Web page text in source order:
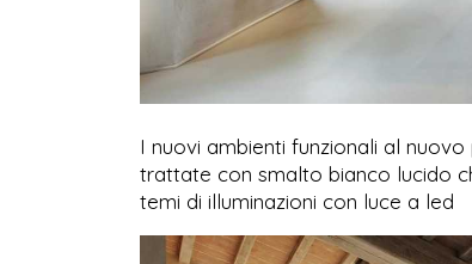
I nuovi ambienti funzionali al
trattate con smalto bianco lucido
temi di illuminazioni con luce a led